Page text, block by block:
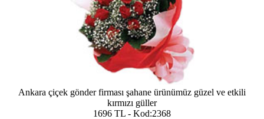
Ankara çiçek gönder firması şahane ürünümüz güzel ve etkili
kırmızı güller
1696 TL - Kod:2368